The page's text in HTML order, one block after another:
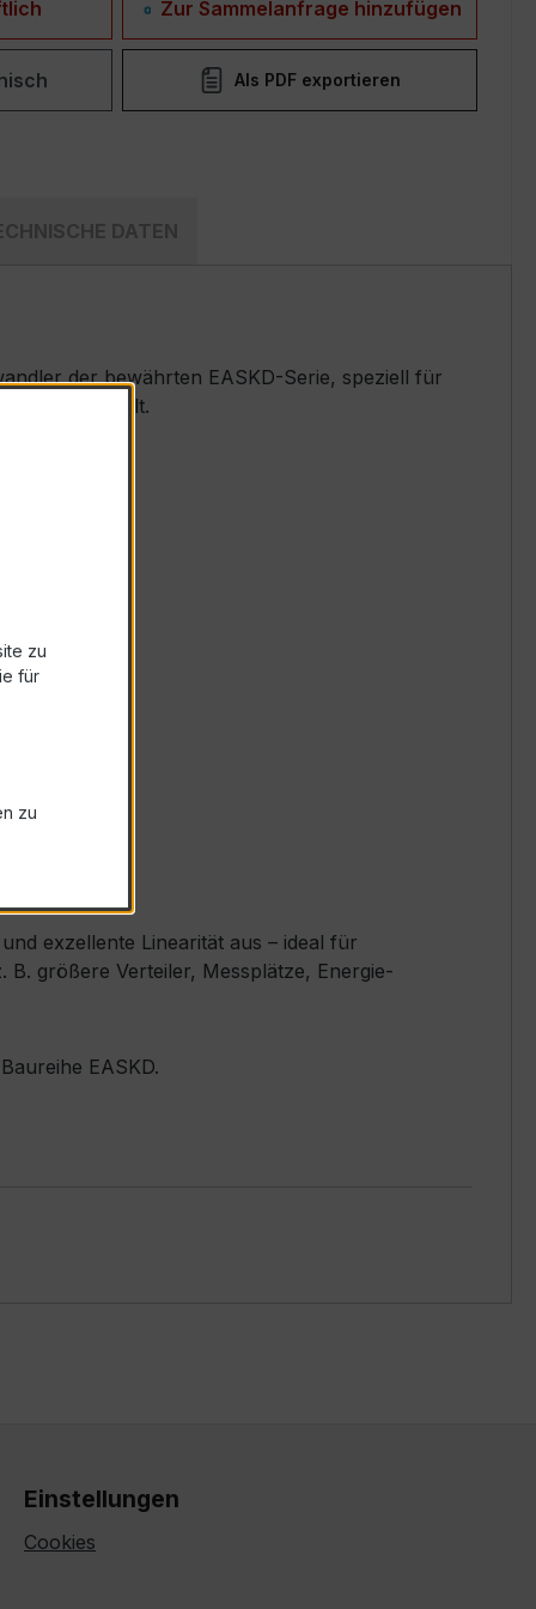
Zur Sammelanfrage hinzufügen
Als PDF exportieren
DATEN
der bewährten EASKD-Serie, speziell für
entwickelt.
exzellente Linearität aus – ideal für
größere Verteiler, Messplätze, Energie-
EASKD.
Einstellungen
Cookies
zu
für
zu